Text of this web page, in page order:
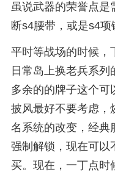
虽说武器的荣誉点是
断s4腰带，或是s4项
平时等战场的时候，
日常岛上换老兵系列
多余的的牌子这个可
披风最好不要考虑，
名系统的改变，经典
强制解锁，现在可以
买。现在，一丁点时